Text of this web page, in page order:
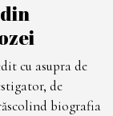
cu asupra de
de
biografia